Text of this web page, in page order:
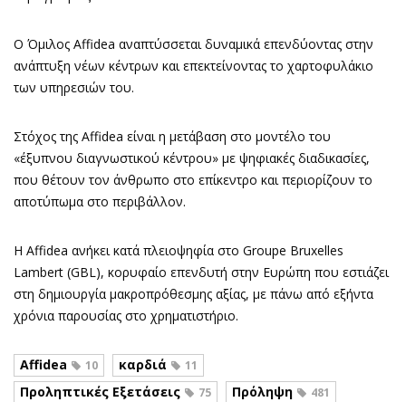
Ο Όμιλος Affidea αναπτύσσεται δυναμικά επενδύοντας στην
ανάπτυξη νέων κέντρων και επεκτείνοντας το χαρτοφυλάκιο
των υπηρεσιών του.
Στόχος της Affidea είναι η μετάβαση στο μοντέλο του
«έξυπνου διαγνωστικού κέντρου» με ψηφιακές διαδικασίες,
που θέτουν τον άνθρωπο στο επίκεντρο και περιορίζουν το
αποτύπωμα στο περιβάλλον.
Η Affidea ανήκει κατά πλειοψηφία στο Groupe Bruxelles
Lambert (GBL), κορυφαίο επενδυτή στην Ευρώπη που εστιάζει
στη δημιουργία μακροπρόθεσμης αξίας, με πάνω από εξήντα
χρόνια παρουσίας στο χρηματιστήριο.
Affidea 10 καρδιά 11
Προληπτικές Εξετάσεις 75 Πρόληψη 481